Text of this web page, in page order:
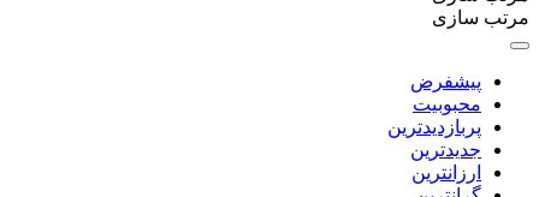
مرتب سازی
پیشفرض
محبوبیت
پربازدیدترین
جدیدترین
ارزانترین